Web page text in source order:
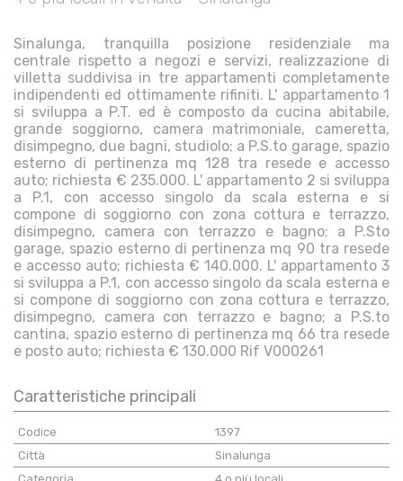
Sinalunga, tranquilla posizione residenziale ma
centrale rispetto a negozi e servizi, realizzazione di
villetta suddivisa in tre appartamenti completamente
indipendenti ed ottimamente rifiniti. L' appartamento 1
si sviluppa a P.T. ed è composto da cucina abitabile,
grande soggiorno, camera matrimoniale, cameretta,
disimpegno, due bagni, studiolo; a P.S.to garage, spazio
esterno di pertinenza mq 128 tra resede e accesso
auto; richiesta € 235.000. L' appartamento 2 si sviluppa
a P.1, con accesso singolo da scala esterna e si
compone di soggiorno con zona cottura e terrazzo,
disimpegno, camera con terrazzo e bagno; a P.Sto
garage, spazio esterno di pertinenza mq 90 tra resede
e accesso auto; richiesta € 140.000. L' appartamento 3
si sviluppa a P.1, con accesso singolo da scala esterna e
si compone di soggiorno con zona cottura e terrazzo,
disimpegno, camera con terrazzo e bagno; a P.S.to
cantina, spazio esterno di pertinenza mq 66 tra resede
e posto auto; richiesta € 130.000 Rif V000261
Caratteristiche principali
Codice
1397
Città
Sinalunga